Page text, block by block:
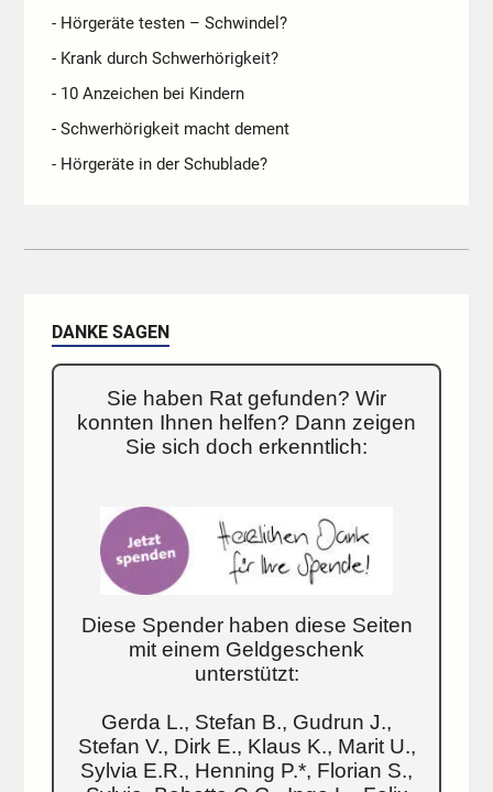
- Hörgeräte testen – Schwindel?
- Krank durch Schwerhörigkeit?
- 10 Anzeichen bei Kindern
- Schwerhörigkeit macht dement
- Hörgeräte in der Schublade?
DANKE SAGEN
Sie haben Rat gefunden? Wir
konnten Ihnen helfen? Dann zeigen
Sie sich doch erkenntlich:
Diese Spender haben diese Seiten
mit einem Geldgeschenk
unterstützt:
Gerda L., Stefan B., Gudrun J.,
Stefan V., Dirk E., Klaus K., Marit U.,
Sylvia E.R., Henning P.*, Florian S.,